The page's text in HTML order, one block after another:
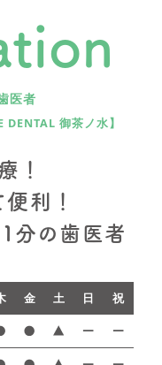
医者
御茶ノ水】
！
利！
分の歯医者
金 土 日 祝